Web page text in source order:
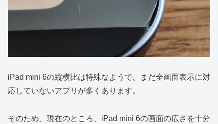
iPad mini 6の縦横比は特殊なようで、まだ全画面表示に対
応していないアプリが多くあります。
そのため、現在のところ、iPad mini 6の画面の広さを十分